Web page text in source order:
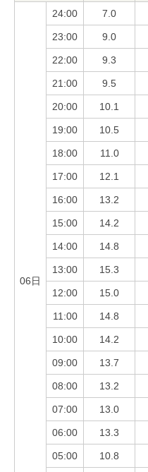
06日
24:00 7.0
23:00 9.0
22:00 9.3
21:00 9.5
20:00 10.1
19:00 10.5
18:00 11.0
17:00 12.1
16:00 13.2
15:00 14.2
14:00 14.8
13:00 15.3
12:00 15.0
11:00 14.8
10:00 14.2
09:00 13.7
08:00 13.2
07:00 13.0
06:00 13.3
05:00 10.8